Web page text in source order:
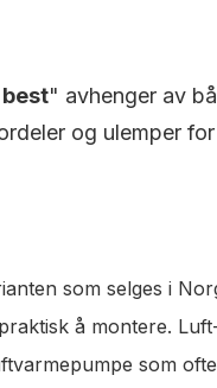
best" avhenger av
og ulemper
som selges i
å montere.
som